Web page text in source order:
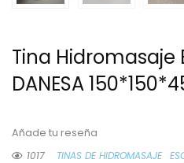
Tina Hidromasaje
DANESA
Añade tu reseña
1017
TINAS DE HIDROMASAJE